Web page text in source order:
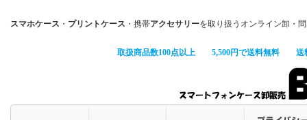
スマホケース ・ プリントケース ・携帯アクセサリーを取り扱うオンライン卸・
取扱商品数100点以上 5,500円で送料無料 送